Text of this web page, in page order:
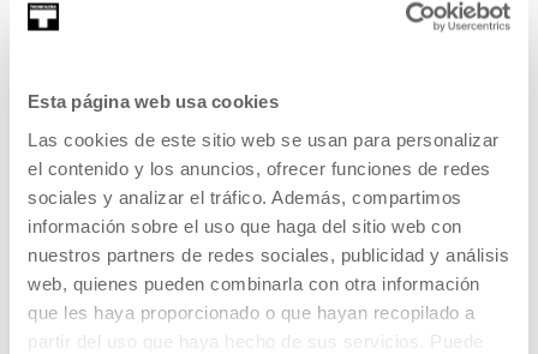
Esta página web usa cookies
Las cookies de este sitio web se usan para personalizar
el contenido y los anuncios, ofrecer funciones de redes
sociales y analizar el tráfico. Además, compartimos
información sobre el uso que haga del sitio web con
nuestros partners de redes sociales, publicidad y análisis
web, quienes pueden combinarla con otra información
que les haya proporcionado o que hayan recopilado a
partir del uso que haya hecho de sus servicios. Puede
Presentación del trabajo de los
residentes
Presentación de los trabajos de los residentes en
Tabakalera durante los meses de noviembre y diciembre
2015.
LEER MÁS